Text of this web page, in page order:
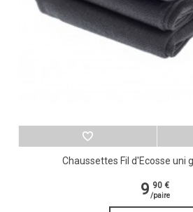
Chaussettes Fil d'Ecosse uni
9 90 €
/paire